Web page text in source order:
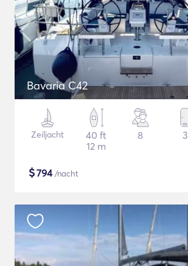
Bavaria C42
Zeiljacht
40 ft
12 m
8 3
$794/nacht